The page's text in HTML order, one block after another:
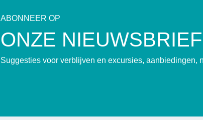
ABONNEER OP
ONZE NIEUWSBRIEF
Suggesties voor verblijven en excursies, aanbiedingen,